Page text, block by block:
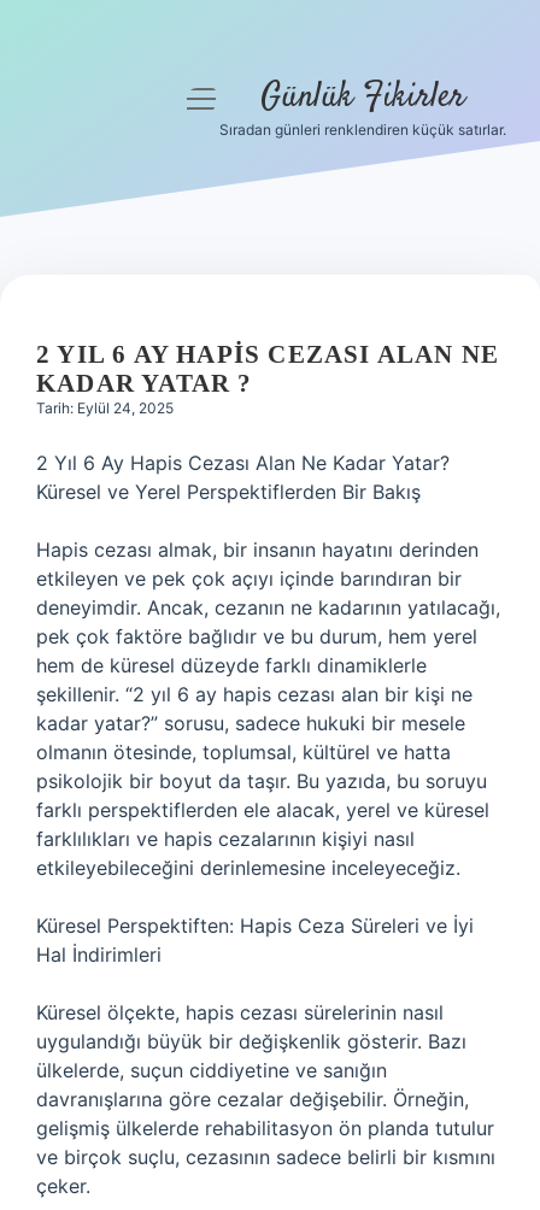
Hakkımızda
menüyü Günlük Fikirler
Sıradan günleri renklendiren küçük satırlar.
2 YIL 6 AY HAPIS CEZASI ALAN NE
KADAR YATAR ?
Tarih: Eylül 24, 2025
2 Yıl 6 Ay Hapis Cezası Alan Ne Kadar Yatar?
Küresel ve Yerel Perspektiflerden Bir Bakış
Hapis cezası almak, bir insanın hayatını derinden
etkileyen ve pek çok açıyı içinde barındıran bir
deneyimdir. Ancak, cezanın ne kadarının yatılacağı,
pek çok faktöre bağlıdır ve bu durum, hem yerel
hem de küresel düzeyde farklı dinamiklerle
şekillenir. “2 yıl 6 ay hapis cezası alan bir kişi ne
kadar yatar?” sorusu, sadece hukuki bir mesele
olmanın ötesinde, toplumsal, kültürel ve hatta
psikolojik bir boyut da taşır. Bu yazıda, bu soruyu
farklı perspektiflerden ele alacak, yerel ve küresel
farklılıkları ve hapis cezalarının kişiyi nasıl
etkileyebileceğini derinlemesine inceleyeceğiz.
Küresel Perspektiften: Hapis Ceza Süreleri ve İyi
Hal İndirimleri
Küresel ölçekte, hapis cezası sürelerinin nasıl
uygulandığı büyük bir değişkenlik gösterir. Bazı
ülkelerde, suçun ciddiyetine ve sanığın
davranışlarına göre cezalar değişebilir. Örneğin,
gelişmiş ülkelerde rehabilitasyon ön planda tutulur
ve birçok suçlu, cezasının sadece belirli bir kısmını
çeker.